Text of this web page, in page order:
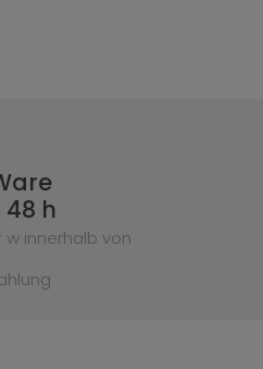
h
w innerhalb von